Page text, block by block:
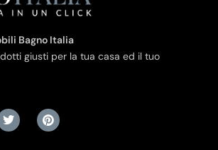
Bagno Italia
giusti per la tua casa ed il tuo